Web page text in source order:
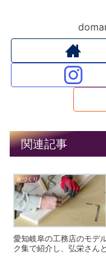
関連記事
家づくり
愛知岐阜の工務店のモデ
ク集で紹介し、弘栄さん